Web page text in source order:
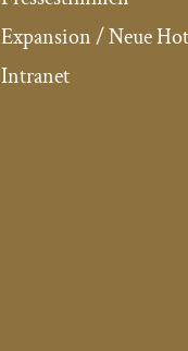
Expansion / Neue
Intranet